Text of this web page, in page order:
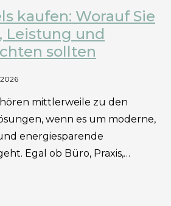
kaufen: Worauf Sie
Leistung und
sollten
mittlerweile zu den
wenn es um moderne,
energiesparende
Egal ob Büro, Praxis,…